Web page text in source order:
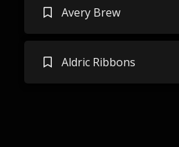
Avery Brew
Aldric Ribbons